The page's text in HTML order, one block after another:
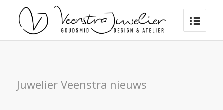
Juwelier Veenstra nieuws